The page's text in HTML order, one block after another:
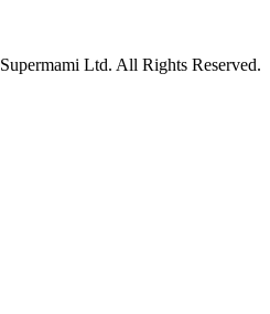
Ltd. All Rights Reserved.